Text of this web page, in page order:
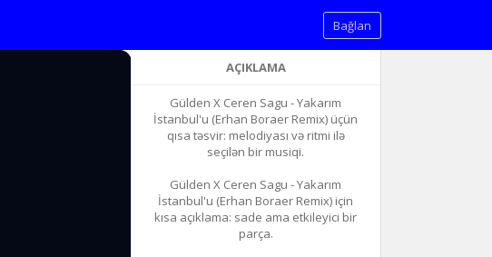
Bağlan
AÇIKLAMA
Gülden X Ceren Sagu - Yakarım
İstanbul'u (Erhan Boraer Remix) üçün
qısa təsvir: melodiyası və ritmi ilə
seçilən bir musiqi.
Gülden X Ceren Sagu - Yakarım
İstanbul'u (Erhan Boraer Remix) için
kısa açıklama: sade ama etkileyici bir
parça.